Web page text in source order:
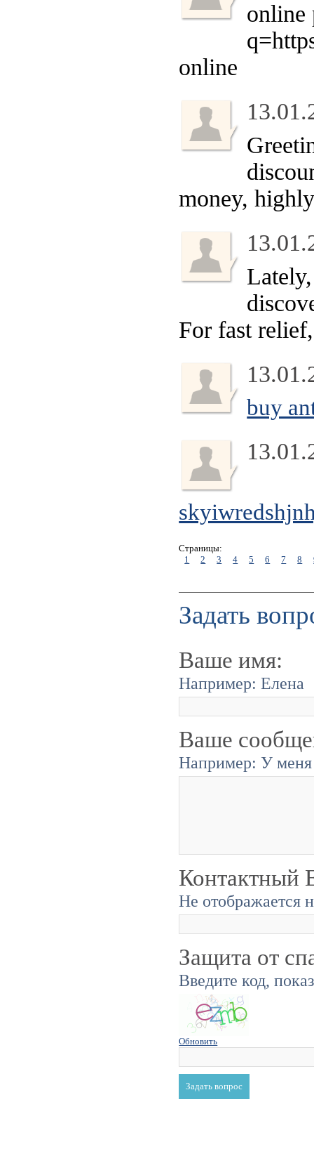
online
online
money,
For fast
buy
Страницы:
1
2 3 4 5 6 7 8
Задать
Ваше имя:
Например: Елена
Ваше
Например: У меня
Контактный
Не отображается
Защита от
Введите код,
Обновить